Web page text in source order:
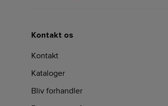
Kontakt os
Kontakt
Kataloger
Bliv forhandler